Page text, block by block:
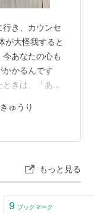
き、カウンセ
が大怪我すると
あなたの心も
かるんです
きは、「あ、
って気をつけ
すもん
に”攻撃を受けた
に襲われるなど
の数日は…
きゅうり
もっと見る
9 ブックマーク